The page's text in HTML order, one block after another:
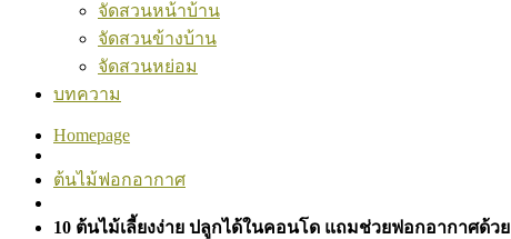
จัดสวนหน้าบ้าน
จัดสวนข้างบ้าน
จัดสวนหย่อม
บทความ
Homepage
ต้นไม้ฟอกอากาศ
10 ต้นไม้เลี้ยงง่าย ปลูกได้ในคอนโด แถมช่วยฟอกอากาศด้วย